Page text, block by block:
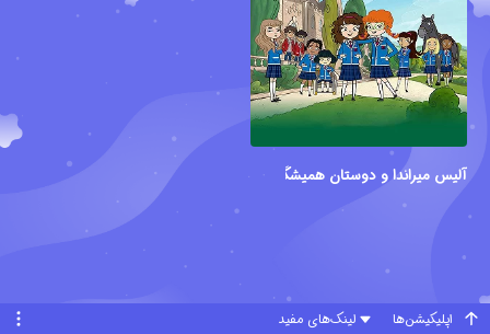
آلیس میراندا و دوستان همیشگی
اپلیکیشن‌ها لینک‌های مفید